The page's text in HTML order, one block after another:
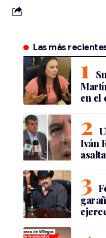
Las más
en el
Iván